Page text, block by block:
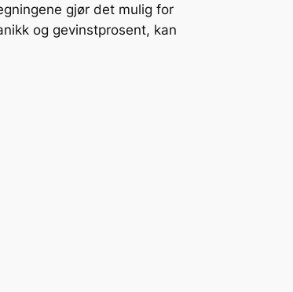
gjør det mulig for
og gevinstprosent, kan